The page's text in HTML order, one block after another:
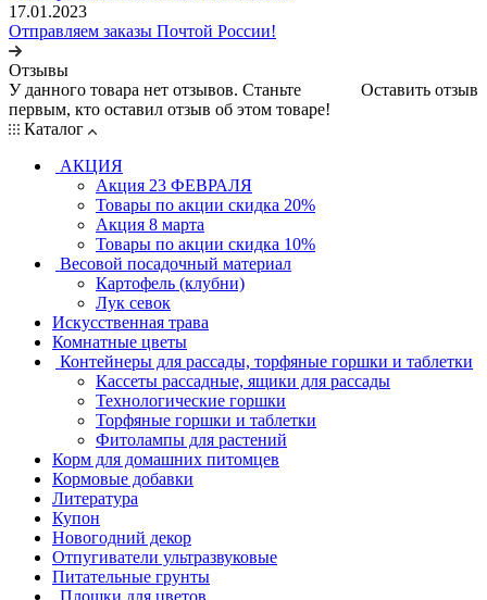
17.01.2023
Отправляем заказы Почтой России!
Отзывы
Оставить отзыв
У данного товара нет отзывов. Станьте
первым, кто оставил отзыв об этом товаре!
Каталог
АКЦИЯ
Акция 23 ФЕВРАЛЯ
Товары по акции скидка 20%
Акция 8 марта
Товары по акции скидка 10%
Весовой посадочный материал
Картофель (клубни)
Лук севок
Искусственная трава
Комнатные цветы
Контейнеры для рассады, торфяные горшки и таблетки
Кассеты рассадные, ящики для рассады
Технологические горшки
Торфяные горшки и таблетки
Фитолампы для растений
Корм для домашних питомцев
Кормовые добавки
Литература
Купон
Новогодний декор
Отпугиватели ультразвуковые
Питательные грунты
Плошки для цветов